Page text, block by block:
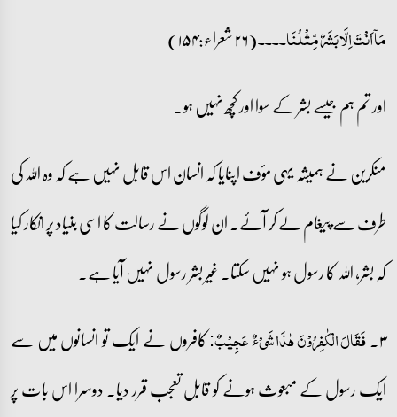
مَاۤ اَنۡتَ اِلَّا بَشَرٌ مِّثۡلُنَا۔۔۔۔(۲۶ شعراء:۱۵۴)
اور تم ہم جیسے بشر کے سوا اور کچھ نہیں ہو۔
منکرین نے ہمیشہ یہی مؤف اپنایا کہ انسان اس قابل نہیں ہے کہ وہ اللہ کی
طرف سے پیغام لے کر آئے۔ ان لوگوں نے رسالت کا اسی بنیاد پر انکار کیا
کہ بشر، اللہ کا رسول ہو نہیں سکتا۔ غیر بشر رسول نہیں آیا ہے۔
۳۔ فَقَالَ الۡکٰفِرُوۡنَ ہٰذَا شَیۡءٌ عَجِیۡبٌ:کافروں نے ایک تو انسانوں میں سے
ایک رسول کے مبعوث ہونے کو قابل تعجب قرر دیا۔ دوسرا اس بات پر